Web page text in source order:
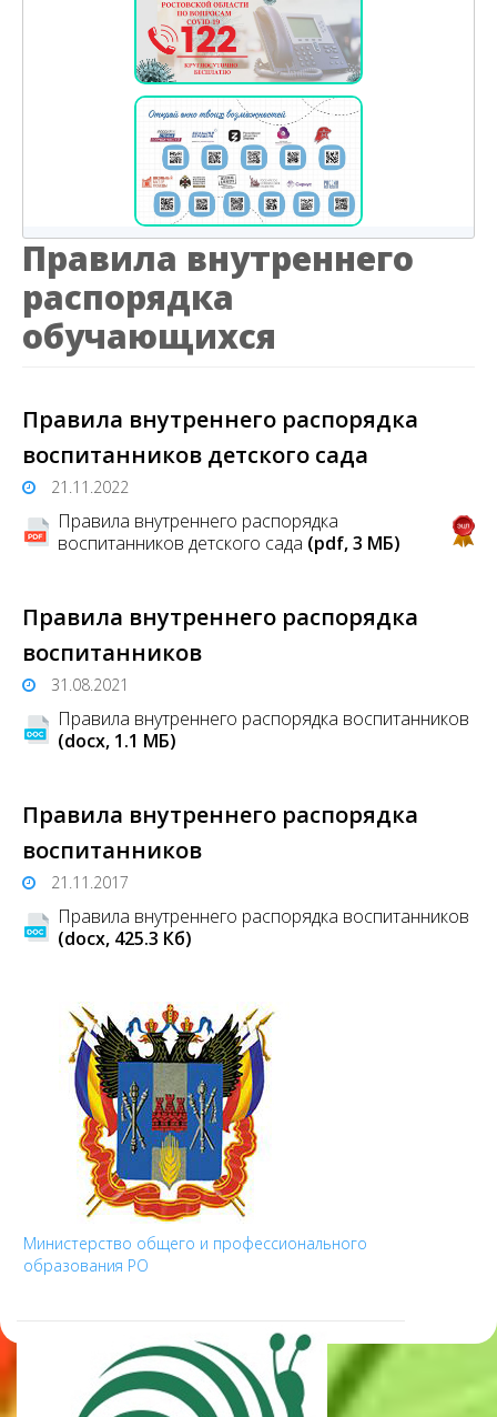
Правила внутреннего
распорядка
обучающихся
Правила внутреннего распорядка
воспитанников детского сада
21.11.2022
Правила внутреннего распорядка
воспитанников детского сада (pdf, 3 MБ)
Правила внутреннего распорядка
воспитанников
31.08.2021
Правила внутреннего распорядка воспитанников
(docx, 1.1 MБ)
Правила внутреннего распорядка
воспитанников
21.11.2017
Правила внутреннего распорядка воспитанников
(docx, 425.3 Кб)
Министерство общего и профессионального
образования РО